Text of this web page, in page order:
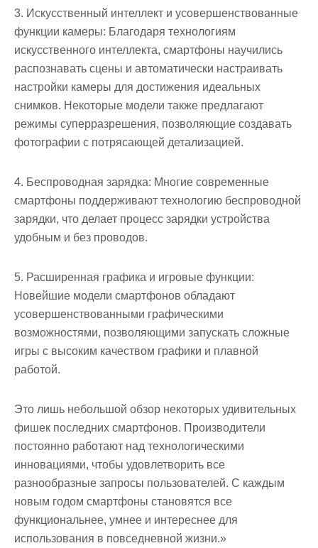
3. Искусственный интеллект и усовершенствованные
функции камеры: Благодаря технологиям
искусственного интеллекта, смартфоны научились
распознавать сцены и автоматически настраивать
настройки камеры для достижения идеальных
снимков. Некоторые модели также предлагают
режимы суперразрешения, позволяющие создавать
фотографии с потрясающей детализацией.
4. Беспроводная зарядка: Многие современные
смартфоны поддерживают технологию беспроводной
зарядки, что делает процесс зарядки устройства
удобным и без проводов.
5. Расширенная графика и игровые функции:
Новейшие модели смартфонов обладают
усовершенствованными графическими
возможностями, позволяющими запускать сложные
игры с высоким качеством графики и плавной
работой.
Это лишь небольшой обзор некоторых удивительных
фишек последних смартфонов. Производители
постоянно работают над технологическими
инновациями, чтобы удовлетворить все
разнообразные запросы пользователей. С каждым
новым годом смартфоны становятся все
функциональнее, умнее и интереснее для
использования в повседневной жизни.»